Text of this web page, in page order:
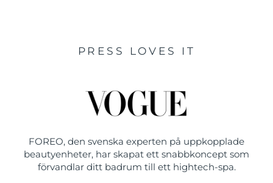
PRESS LOVES IT
FOREO, den svenska experten på uppkopplade
beautyenheter, har skapat ett snabbkoncept som
förvandlar ditt badrum till ett hightech-spa.